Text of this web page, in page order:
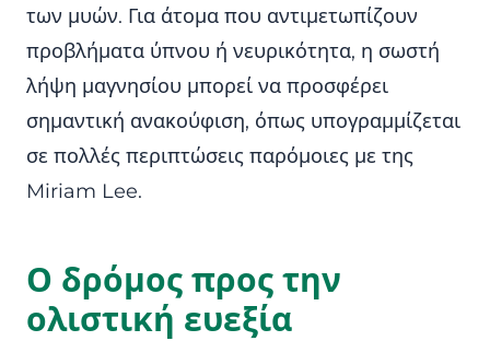
των μυών. Για άτομα που αντιμετωπίζουν
προβλήματα ύπνου ή νευρικότητα, η σωστή
λήψη μαγνησίου μπορεί να προσφέρει
σημαντική ανακούφιση, όπως υπογραμμίζεται
σε πολλές περιπτώσεις παρόμοιες με της
Miriam Lee.
Ο δρόμος προς την
ολιστική ευεξία